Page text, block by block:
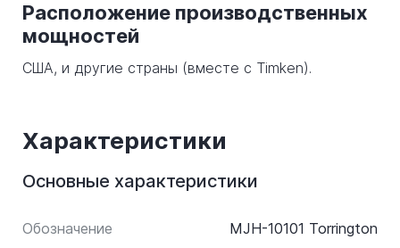
Расположение производственных
мощностей
США, и другие страны (вместе с Timken).
Характеристики
Основные характеристики
Обозначение MJH-10101 Torrington